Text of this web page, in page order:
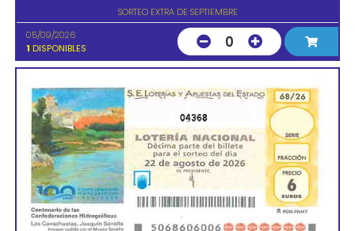
SORTEO EXTRA DE SEPTIEMBRE
05/09/2026
1 DISPONIBLES 0
04368